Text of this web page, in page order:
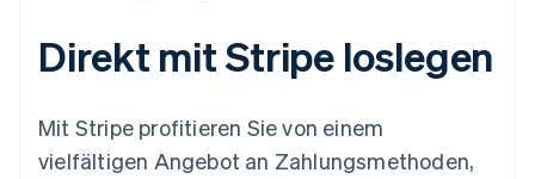
Direkt mit Stripe loslegen
Mit Stripe profitieren Sie von einem
vielfältigen Angebot an Zahlungsmethoden,